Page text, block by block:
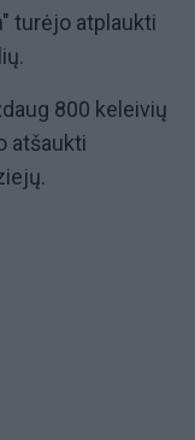
turėjo atplaukti
800 keleivių
atšaukti